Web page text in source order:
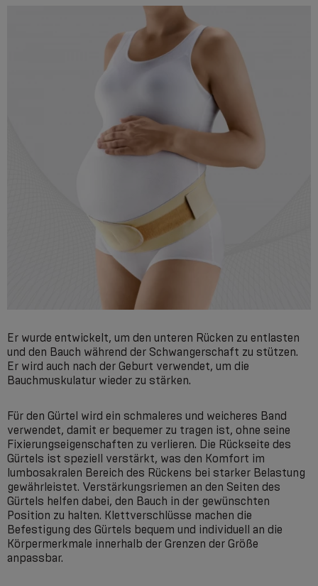
Er wurde entwickelt, um den unteren Rücken zu entlasten
und den Bauch während der Schwangerschaft zu stützen.
Er wird auch nach der Geburt verwendet, um die
Bauchmuskulatur wieder zu stärken.
Für den Gürtel wird ein schmaleres und weicheres Band
verwendet, damit er bequemer zu tragen ist, ohne seine
Fixierungseigenschaften zu verlieren. Die Rückseite des
Gürtels ist speziell verstärkt, was den Komfort im
lumbosakralen Bereich des Rückens bei starker Belastung
gewährleistet. Verstärkungsriemen an den Seiten des
Gürtels helfen dabei, den Bauch in der gewünschten
Position zu halten. Klettverschlüsse machen die
Befestigung des Gürtels bequem und individuell an die
Körpermerkmale innerhalb der Grenzen der Größe
anpassbar.